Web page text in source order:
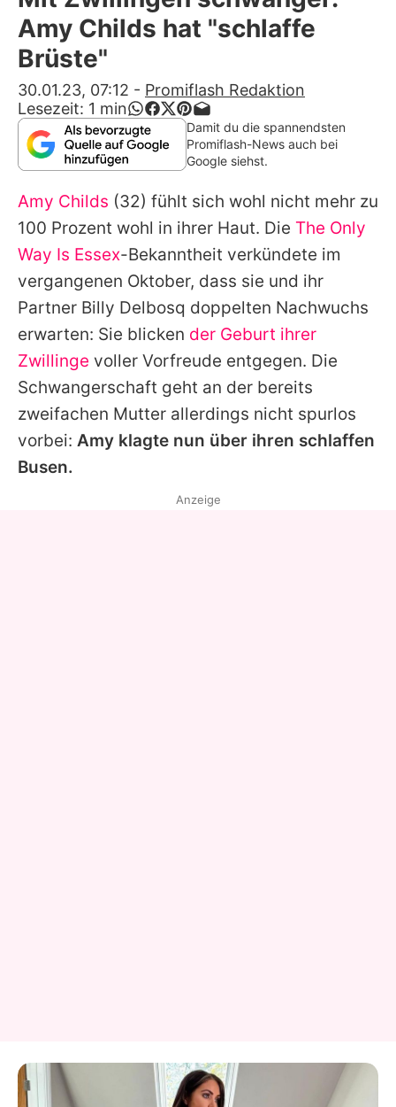
Alle Themen auf Promiflash
App runterladen
Team
Redaktionelle Richtlinien
Impressum
Datenschutzerklärung
Nutzungsbedingungen
Utiq verwalten
Amy Childs hat "schlaffe
Brüste"
30.01.23, 07:12 - Promiflash Redaktion
Lesezeit: 1 min
Damit du die spannendsten
Promiflash-News auch bei
Google siehst.
Amy Childs (32) fühlt sich wohl nicht mehr zu
100 Prozent wohl in ihrer Haut. Die The Only
Way Is Essex-Bekanntheit verkündete im
vergangenen Oktober, dass sie und ihr
Partner Billy Delbosq doppelten Nachwuchs
erwarten: Sie blicken der Geburt ihrer
Zwillinge voller Vorfreude entgegen. Die
Schwangerschaft geht an der bereits
zweifachen Mutter allerdings nicht spurlos
vorbei: Amy klagte nun über ihren schlaffen
Busen.
Anzeige